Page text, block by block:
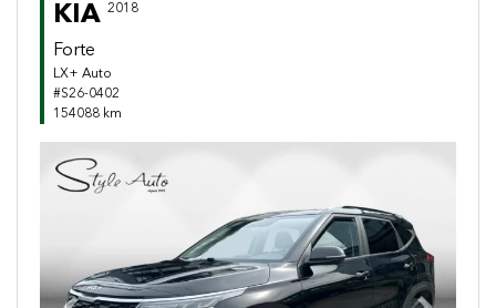
KIA 2018
Forte
LX+ Auto
#S26-0402
154088 km